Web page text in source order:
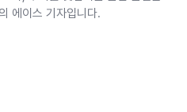
에이스 기자입니다.